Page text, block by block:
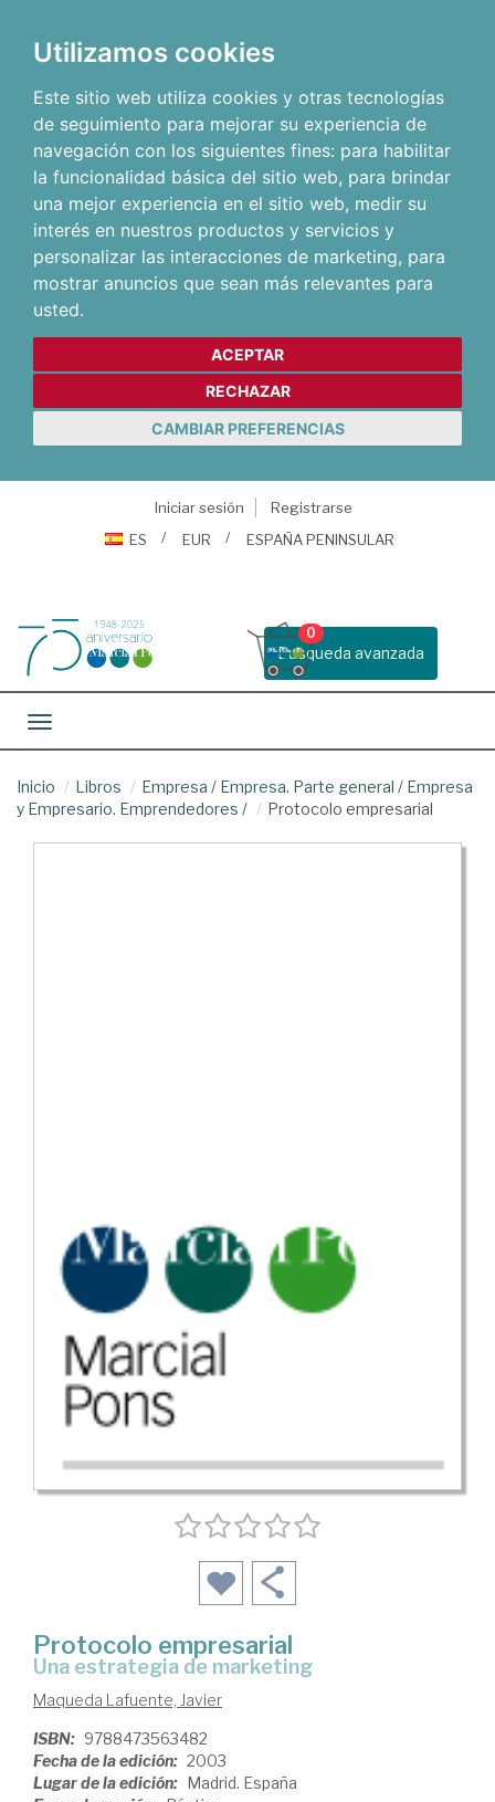
Utilizamos cookies
Este sitio web utiliza cookies y otras tecnologías
de seguimiento para mejorar su experiencia de
navegación con los siguientes fines: para habilitar
la funcionalidad básica del sitio web, para brindar
una mejor experiencia en el sitio web, medir su
interés en nuestros productos y servicios y
personalizar las interacciones de marketing, para
mostrar anuncios que sean más relevantes para
usted.
ACEPTAR
RECHAZAR
CAMBIAR PREFERENCIAS
Iniciar sesión
Registrarse
ES
EUR ESPAÑA PENINSULAR
Busqueda avanzada
0
Toggle navigation
Inicio Libros Empresa / Empresa. Parte general / Empresa
y Empresario. Emprendedores / Protocolo empresarial
Protocolo empresarial
una estrategia de marketing
Maqueda Lafuente, Javier
ISBN: 9788473563482
Fecha de la edición: 2003
Lugar de la edición: Madrid. España